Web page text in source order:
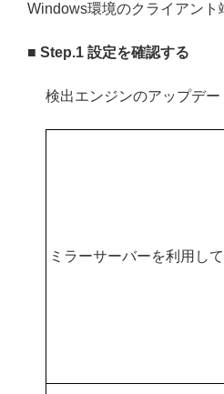
Windows環境のクライアン
■ Step.1 設定を確認する
検出エンジンのアップデ
ミラーサーバーを利用し